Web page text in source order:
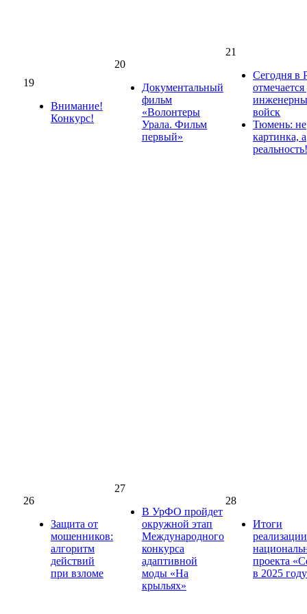
19
Внимание!
Конкурс!
20
Документальный
фильм
«Волонтеры
Урала. Фильм
первый»
21
Сегодня в
войск
Тюмень: не
картинка, а
реальность!
26
Защита от
мошенников:
алгоритм
действий
при взломе
27
В УрФО пройдет
окружной этап
Международного
конкурса
адаптивной
моды «На
крыльях»
28
Итоги
реализации
проекта
в 2025 году